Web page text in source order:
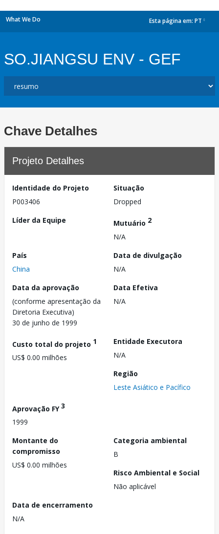
What We Do Esta página em: PT
SO.JIANGSU ENV - GEF
Chave Detalhes
Projeto Detalhes
Identidade do Projeto
P003406
Situação
Dropped
Líder da Equipe
Mutuário 2
N/A
País
China
Data de divulgação
N/A
Data da aprovação
(conforme apresentação da
Diretoria Executiva)
30 de junho de 1999
Data Efetiva
N/A
Custo total do projeto 1
US$ 0.00 milhões
Entidade Executora
N/A
Região
Leste Asiático e Pacífico
Aprovação FY3
1999
Montante do
compromisso
US$ 0.00 milhões
Categoria ambiental
B
Risco Ambiental e Social
Não aplicável
Data de encerramento
N/A